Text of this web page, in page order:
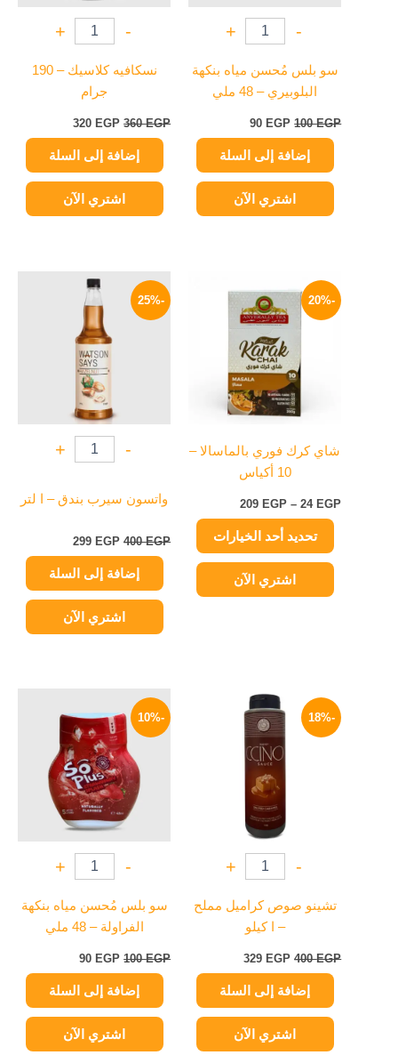
-
+
سو بلس مُحسن مياه بنكهة
البلوبيري – 48 ملي
100EGP
90 EGP
إضافة إلى السلة
اشتري الآن
-
+
نسكافيه كلاسيك – 190
جرام
360EGP
320 EGP
إضافة إلى السلة
اشتري الآن
-20%
شاي كرك فوري بالماسالا –
10 أكياس
24 EGP
–
209 EGP
السعر:
⁦209 EGP⁩
تحديد أحد الخيارات
هناك
العديد
من
المختلفة
اختيار
صفحة
المنتج
اشتري الآن
-25%
-
+
واتسون سيرب بندق – ا لتر
400EGP
السعر
الأصلي
400 EGP.
299 EGP
إضافة إلى السلة
اشتري الآن
-18%
-
+
تشينو صوص كراميل مملح
– ا كيلو
400EGP
السعر
الأصلي
هو:
400 EGP.
329 EGP
الحالي
هو:
إضافة إلى السلة
اشتري الآن
-10%
-
+
سو بلس مُحسن مياه بنكهة
الفراولة – 48 ملي
100EGP
الأصلي
هو:
100 EGP.
90 EGP
الحالي
هو:
90 EGP.
إضافة إلى السلة
اشتري الآن